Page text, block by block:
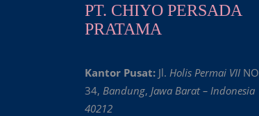
PT. CHIYO PERSADA
PRATAMA
Kantor Pusat: Jl. Holis Permai VII NO
34, Bandung, Jawa Barat – Indonesia
40212